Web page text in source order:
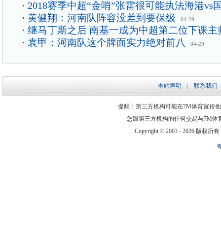
2018赛季中超“金哨”张雷很可能执法海港vs
黄健翔：河南队阵容没差到要保级
04-29
继马丁斯之后 南基一成为中超第二位下课主
袁甲：河南队这个牌面实力绝对前八
04-29
本站声明 联系我们
提醒：第三方机构可能在7M体育宣传
您跟第三方机构的任何交易与7M
Copyright © 2003 - 2026 版权所有